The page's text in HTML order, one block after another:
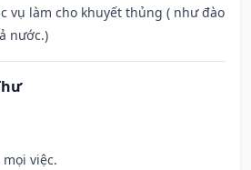
vụ làm cho khuyết thủng ( như đào
nước.)
việc.